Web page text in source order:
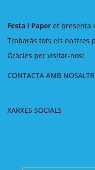
Festa i Paper et presenta
Trobaràs tots els nostres
Gràcies per visitar-nos!
CONTACTA AMB
XARXES SOCIALS